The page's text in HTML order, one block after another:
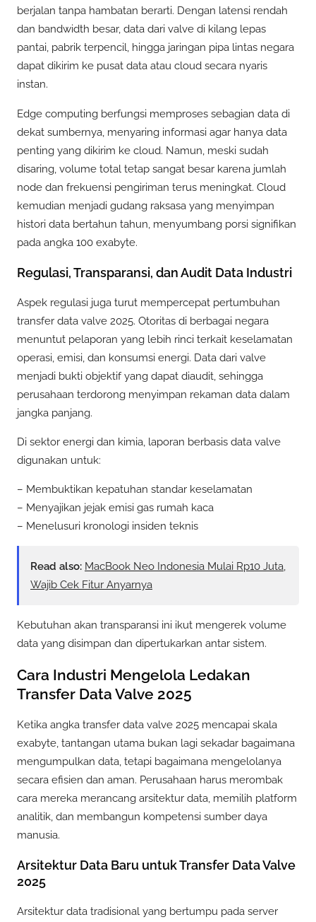
berjalan tanpa hambatan berarti. Dengan latensi rendah
dan bandwidth besar, data dari valve di kilang lepas
pantai, pabrik terpencil, hingga jaringan pipa lintas negara
dapat dikirim ke pusat data atau cloud secara nyaris
instan.
Edge computing berfungsi memproses sebagian data di
dekat sumbernya, menyaring informasi agar hanya data
penting yang dikirim ke cloud. Namun, meski sudah
disaring, volume total tetap sangat besar karena jumlah
node dan frekuensi pengiriman terus meningkat. Cloud
kemudian menjadi gudang raksasa yang menyimpan
histori data bertahun tahun, menyumbang porsi signifikan
pada angka 100 exabyte.
Regulasi, Transparansi, dan Audit Data Industri
Aspek regulasi juga turut mempercepat pertumbuhan
transfer data valve 2025. Otoritas di berbagai negara
menuntut pelaporan yang lebih rinci terkait keselamatan
operasi, emisi, dan konsumsi energi. Data dari valve
menjadi bukti objektif yang dapat diaudit, sehingga
perusahaan terdorong menyimpan rekaman data dalam
jangka panjang.
Di sektor energi dan kimia, laporan berbasis data valve
digunakan untuk:
– Membuktikan kepatuhan standar keselamatan
– Menyajikan jejak emisi gas rumah kaca
– Menelusuri kronologi insiden teknis
Read also: MacBook Neo Indonesia Mulai Rp10 Juta,
Wajib Cek Fitur Anyarnya
Kebutuhan akan transparansi ini ikut mengerek volume
data yang disimpan dan dipertukarkan antar sistem.
Cara Industri Mengelola Ledakan
Transfer Data Valve 2025
Ketika angka transfer data valve 2025 mencapai skala
exabyte, tantangan utama bukan lagi sekadar bagaimana
mengumpulkan data, tetapi bagaimana mengelolanya
secara efisien dan aman. Perusahaan harus merombak
cara mereka merancang arsitektur data, memilih platform
analitik, dan membangun kompetensi sumber daya
manusia.
Arsitektur Data Baru untuk Transfer Data Valve
2025
Arsitektur data tradisional yang bertumpu pada server